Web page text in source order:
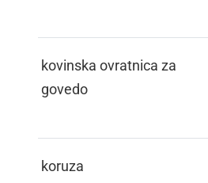
kovinska ovratnica za
govedo
koruza